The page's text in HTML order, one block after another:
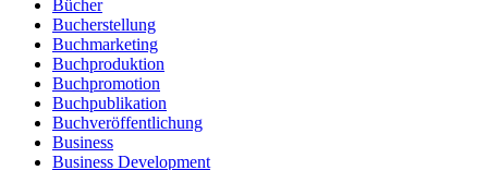
Bücher
Bucherstellung
Buchmarketing
Buchproduktion
Buchpromotion
Buchpublikation
Buchveröffentlichung
Business
Business Development